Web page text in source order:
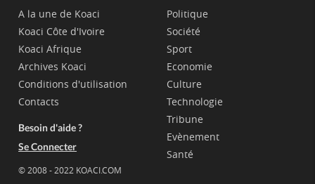
A la une de Koaci
Koaci Côte d'Ivoire
Koaci Afrique
Archives Koaci
Conditions d'utilisation
Contacts
Besoin d'aide ?
Se Connecter
© 2008 - 2022 KOACI.COM
Politique
Société
Sport
Economie
Culture
Technologie
Tribune
Evènement
Santé